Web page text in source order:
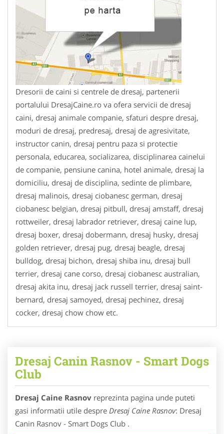
Dresorii de caini si centrele de dresaj, partenerii
portalului DresajCaine.ro va ofera servicii de dresaj
caini, dresaj animale companie, sfaturi despre dresaj,
moduri de dresaj, predresaj, dresaj de agresivitate,
instructor canin, dresaj pentru paza si protectie
personala, educarea, socializarea, disciplinarea cainelui
de companie, pensiune canina, hotel animale, dresaj la
domiciliu, dresaj de disciplina, sedinte de plimbare,
dresaj malinois, dresaj ciobanesc german, dresaj
ciobanesc belgian, dresaj pitbull, dresaj amstaff, dresaj
rottweiler, dresaj labrador retriever, dresaj caine lup,
dresaj boxer, dresaj dobermann, dresaj husky, dresaj
golden retriever, dresaj pug, dresaj beagle, dresaj
bulldog, dresaj bichon, dresaj shiba inu, dresaj bull
terrier, dresaj cane corso, dresaj ciobanesc australian,
dresaj akita inu, dresaj jack russell terrier, dresaj saint-
bernard, dresaj samoyed, dresaj pechinez, dresaj
cocker, dresaj chow chow etc.
Dresaj Canin Rasnov - Smart Dogs
Club
Dresaj Caine Rasnov reprezinta pagina unde puteti
gasi informatii utile despre Dresaj Caine Rasnov: Dresaj
Canin Rasnov - Smart Dogs Club .